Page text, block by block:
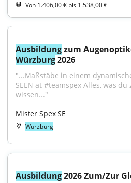
Von 1.406,00 € bis 1.538,00 €
Ausbildung
Würzburg 2026
"...Maßstäbe in einem
SEEN at #teamspex Alles, was
wissen..."
Mister Spex SE
Würzburg
Ausbildung 2026 Zum/Zur